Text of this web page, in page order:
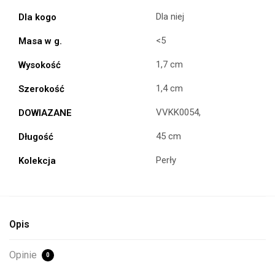
Dla kogo Dla niej
Masa w g. <5
Wysokość 1,7 cm
Szerokość 1,4 cm
DOWIAZANE VVKK0054,
Długość 45 cm
Kolekcja Perły
Opis
Opinie 0